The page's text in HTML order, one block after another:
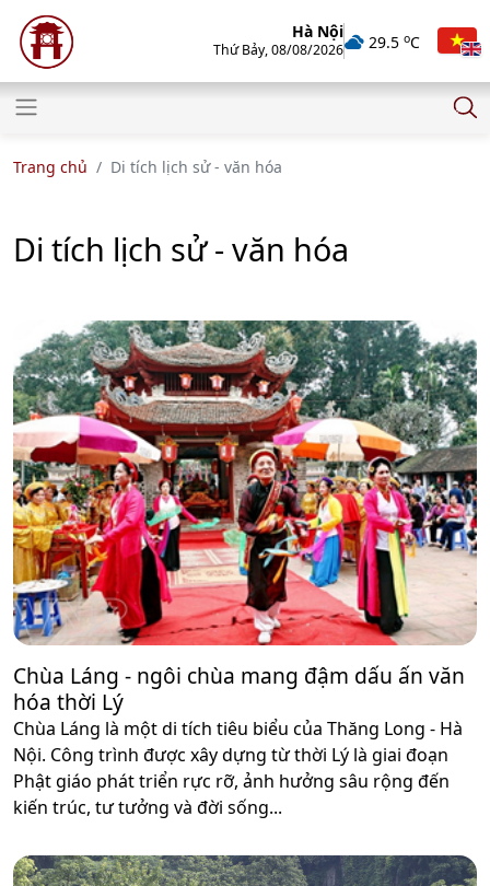
Hà Nội
Thứ Bảy, 08/08/2026 29.5 oC
Trang chủ Di tích lịch sử - văn hóa
Di tích lịch sử - văn hóa
Chùa Láng - ngôi chùa mang đậm dấu ấn văn
hóa thời Lý
Chùa Láng là một di tích tiêu biểu của Thăng Long - Hà
Nội. Công trình được xây dựng từ thời Lý là giai đoạn
Phật giáo phát triển rực rỡ, ảnh hưởng sâu rộng đến
kiến trúc, tư tưởng và đời sống...